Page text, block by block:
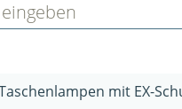
mit EX-